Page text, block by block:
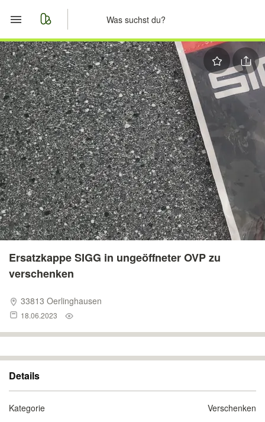
Start
Merkliste
Nachrichten
Anzeige aufgeben
Ersatzkappe SIGG in ungeöffneter OVP zu
verschenken
33813 Oerlinghausen
18.06.2023
Details
Kategorie Verschenken